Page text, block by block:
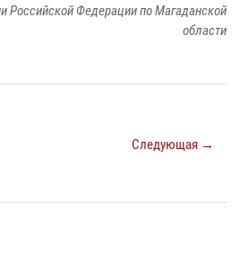
Российской Федерации по Магаданской
области
Следующая →